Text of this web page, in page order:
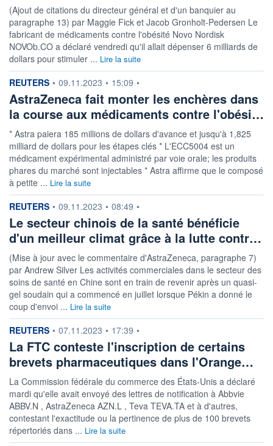
CTO BUSINESS
+ PORTEFEUILLE + LISTE
(Ajout de citations du directeur général et d'un banquier au
paragraphe 13) par Maggie Fick et Jacob Gronholt-Pedersen Le
fabricant de médicaments contre l'obésité Novo Nordisk
NOVOb.CO a déclaré vendredi qu'il allait dépenser 6 milliards de
dollars pour stimuler ... Lire la suite
information fournie par
REUTERS • 09.11.2023 • 15:09 •
AstraZeneca fait monter les enchères dans
la course aux médicaments contre l'obési…
* Astra paiera 185 millions de dollars d'avance et jusqu'à 1,825
milliard de dollars pour les étapes clés * L'ECC5004 est un
médicament expérimental administré par voie orale; les produits
phares du marché sont injectables * Astra affirme que le composé
à petite ... Lire la suite
information fournie par
REUTERS • 09.11.2023 • 08:49 •
Le secteur chinois de la santé bénéficie
d'un meilleur climat grâce à la lutte contr…
(Mise à jour avec le commentaire d'AstraZeneca, paragraphe 7)
par Andrew Silver Les activités commerciales dans le secteur des
soins de santé en Chine sont en train de revenir après un quasi-
gel soudain qui a commencé en juillet lorsque Pékin a donné le
coup d'envoi ... Lire la suite
information fournie par
REUTERS • 07.11.2023 • 17:39 •
La FTC conteste l'inscription de certains
brevets pharmaceutiques dans l'Orange…
La Commission fédérale du commerce des États-Unis a déclaré
mardi qu'elle avait envoyé des lettres de notification à Abbvie
ABBV.N , AstraZeneca AZN.L , Teva TEVA.TA et à d'autres,
contestant l'exactitude ou la pertinence de plus de 100 brevets
répertoriés dans ... Lire la suite